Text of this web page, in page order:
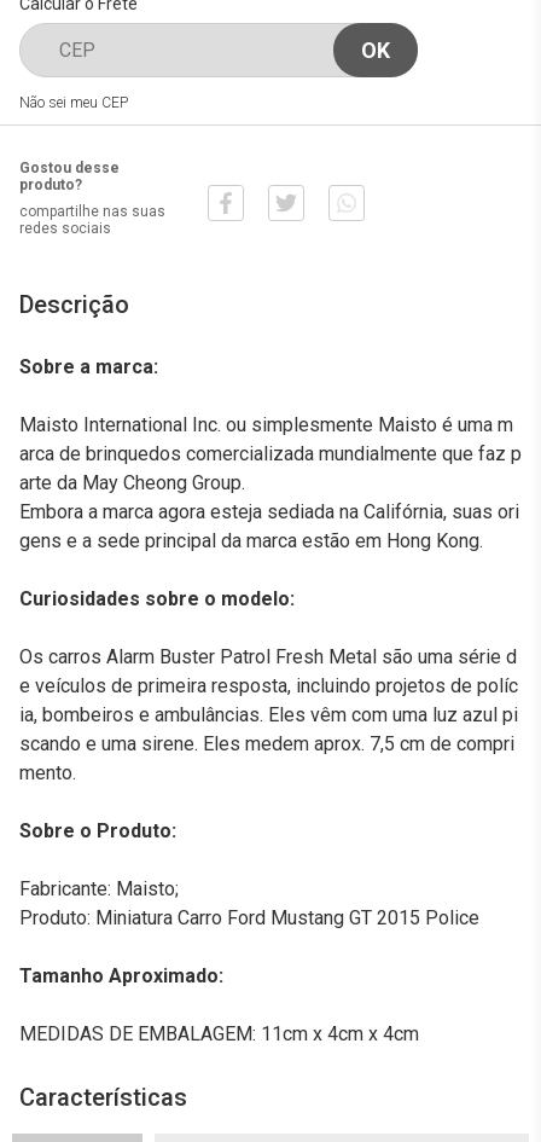
Não sei meu CEP
Gostou desse
produto?
compartilhe nas suas
redes sociais
Descrição
Sobre a marca:
Maisto International Inc. ou simplesmente Maisto é uma m
arca de brinquedos comercializada mundialmente que faz p
arte da May Cheong Group.
Embora a marca agora esteja sediada na Califórnia, suas ori
gens e a sede principal da marca estão em Hong Kong.
Curiosidades sobre o modelo:
Os carros Alarm Buster Patrol Fresh Metal são uma série d
e veículos de primeira resposta, incluindo projetos de políc
ia, bombeiros e ambulâncias. Eles vêm com uma luz azul pi
scando e uma sirene. Eles medem aprox. 7,5 cm de compri
mento.
Sobre o Produto:
Fabricante: Maisto;
Produto: Miniatura Carro Ford Mustang GT 2015 Police
Tamanho Aproximado:
MEDIDAS DE EMBALAGEM: 11cm x 4cm x 4cm
Características